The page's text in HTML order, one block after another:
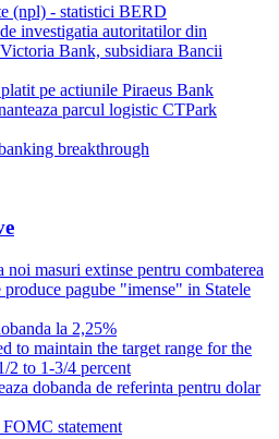
(npl) - statistici BERD
investigatia autoritatilor din
Bank, subsidiara Bancii
pe actiunile Piraeus Bank
parcul logistic CTPark
breakthrough
noi masuri extinse pentru combaterea
pagube "imense" in Statele
la 2,25%
to maintain the target range for the
2 to 1-3/4 percent
dobanda de referinta pentru dolar
FOMC statement